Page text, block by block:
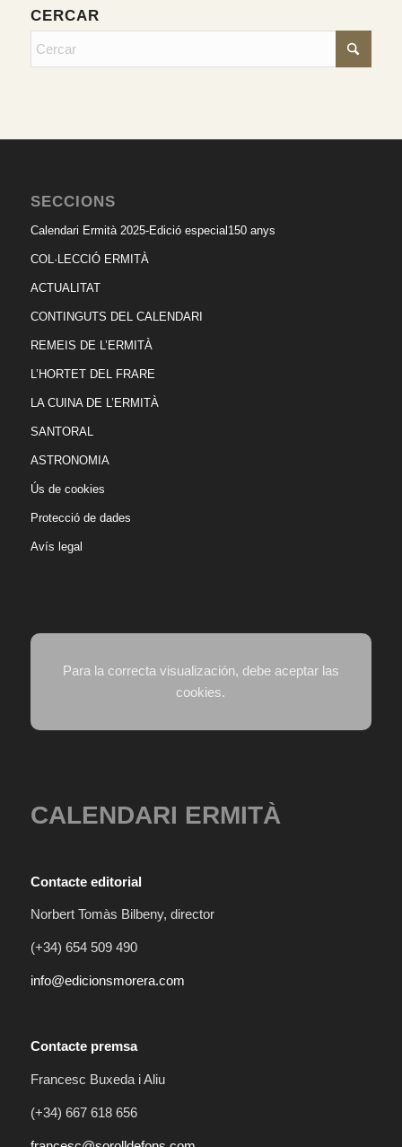
CERCAR
SECCIONS
Calendari Ermità 2025-Edició especial150 anys
COL·LECCIÓ ERMITÀ
ACTUALITAT
CONTINGUTS DEL CALENDARI
REMEIS DE L’ERMITÀ
L’HORTET DEL FRARE
LA CUINA DE L’ERMITÀ
SANTORAL
ASTRONOMIA
Ús de cookies
Protecció de dades
Avís legal
Para la correcta visualización, debe aceptar las
cookies.
CALENDARI ERMITÀ
Contacte editorial
Norbert Tomàs Bilbeny, director
(+34) 654 509 490
info@edicionsmorera.com
Contacte premsa
Francesc Buxeda i Aliu
(+34) 667 618 656